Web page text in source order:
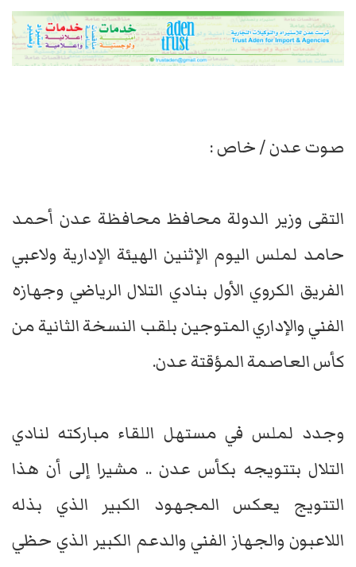
صوت عدن / خاص :
التقى وزير الدولة محافظ محافظة عدن أحمد
حامد لملس اليوم الإثنين الهيئة الإدارية ولاعبي
الفريق الكروي الأول بنادي التلال الرياضي وجهازه
الفني والإداري المتوجين بلقب النسخة الثانية من
كأس العاصمة المؤقتة عدن.
وجدد لملس في مستهل اللقاء مباركته لنادي
التلال بتتويجه بكأس عدن .. مشيرا إلى أن هذا
التتويج يعكس المجهود الكبير الذي بذله
اللاعبون والجهاز الفني والدعم الكبير الذي حظي